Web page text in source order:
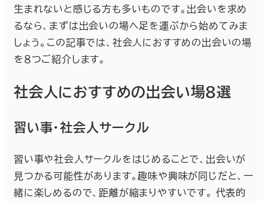
生まれないと感じる方も多いものです。出会いを求め
るなら、まずは出会いの場へ足を運ぶから始めてみま
しょう。この記事では、社会人におすすめの出会いの場
を８つご紹介します。
社会人におすすめの出会い場８選
習い事・社会人サークル
習い事や社会人サークルをはじめることで、出会いが
見つかる可能性があります。趣味や興味が同じだと、一
緒に楽しめるので、距離が縮まりやすいです。 代表的